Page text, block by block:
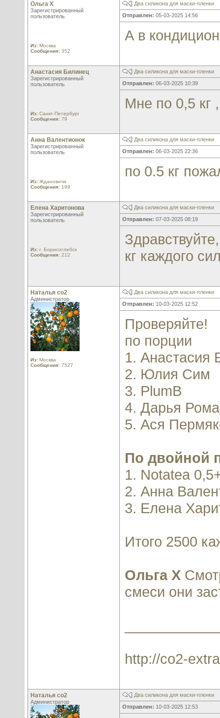
Ольга Х
Зарегистрированный
пользователь
Из: Москва
Сообщения: 352
Два силикона для маски-пленки
Отправлен: 05-03-2025 14:56
А в
Анастасия Билинец
Зарегистрированный
пользователь
Из: Санкт-Петербург
Сообщения: 79
Два силикона для маски-пленки
Отправлен: 06-03-2025 10:39
Мне по 0,5 кг
Анна Валентионок
Зарегистрированный
пользователь
Из: Ждановичи
Сообщения: 199
Два силикона для маски-пленки
Отправлен: 06-03-2025 22:36
по 0.5 кг
Елена Харитонова
Зарегистрированный
пользователь
Из: г. Борисоглебск
Сообщения: 212
Два силикона для маски-пленки
Отправлен: 07-03-2025 08:19
кг каждого
Наталья со2
Администратор
Из: Москва
Сообщения: 7527
Два силикона для маски-пленки
Отправлен: 10-03-2025 12:52
Проверяйте!
по порции
1. Анастасия
2. Юлия Сим
3. PlumB
4. Дарья
5. Ася
По двойной
1. Notatea
2. Анна
3. Елена
Итого 2500
Ольга Х
смеси они
http://co2-
Наталья со2
Администратор
Два силикона для маски-пленки
Отправлен: 10-03-2025 12:53